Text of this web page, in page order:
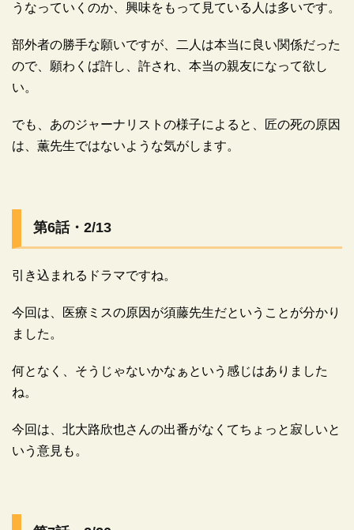
広告
うなっていくのか、興味をもって見ている人は多いです。
部外者の勝手な願いですが、二人は本当に良い関係だった
ので、願わくば許し、許され、本当の親友になって欲し
い。
でも、あのジャーナリストの様子によると、匠の死の原因
は、薫先生ではないような気がします。
第6話・2/13
引き込まれるドラマですね。
今回は、医療ミスの原因が須藤先生だということが分かり
ました。
何となく、そうじゃないかなぁという感じはありました
ね。
今回は、北大路欣也さんの出番がなくてちょっと寂しいと
いう意見も。